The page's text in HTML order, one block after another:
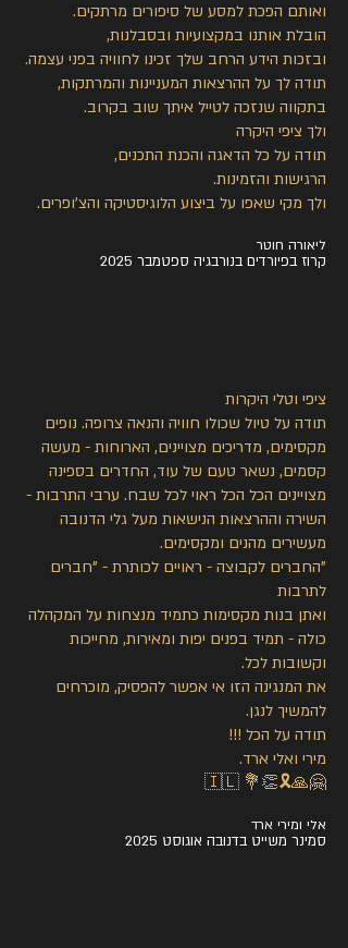
ואותם הפכת למסע של סיפורים מרתקים.
הובלת אותנו במקצועיות ובסבלנות,
ובזכות הידע הרחב שלך זכינו לחוויה בפני עצמה.
תודה לך על ההרצאות המעניינות והמרתקות,
בתקווה שנזכה לטייל איתך שוב בקרוב.
ולך ציפי היקרה
תודה על כל הדאגה והכנת התכנים,
הרגישות והזמינות.
ולך מקי שאפו על ביצוע הלוגיסטיקה והצ'ופרים.
ליאורה חוטר
קרוז בפיורדים בנורבגיה ספטמבר 2025
ציפי וטלי היקרות
תודה על טיול שכולו חוויה והנאה צרופה. נופים
מקסימים, מדריכים מצויינים, הארוחות - מעשה
קסמים, נשאר טעם של עוד, החדרים בספינה
מצויינים הכל הכל ראוי לכל שבח. ערבי התרבות -
השירה וההרצאות הנישאות מעל גלי הדנובה
מעשירים מהנים ומקסימים.
"החברים לקבוצה - ראויים לכותרת - "חברים
לתרבות
ואתן בנות מקסימות כתמיד מנצחות על המקהלה
כולה - תמיד בפנים יפות ומאירות, מחייכות
וקשובות לכל.
את המנגינה הזו אי אפשר להפסיק, מוכרחים
להמשיך לנגן.
תודה על הכל !!!
מירי ואלי ארד.
🤗🙏🎗️👏💐 🇮🇱
אלי ומירי ארד
סמינר משייט בדנובה אוגוסט 2025